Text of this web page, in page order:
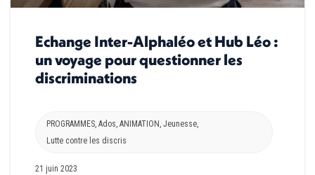
Echange Inter-Alphaléo et Hub Léo :
un voyage pour questionner les
discriminations
PROGRAMMES, Ados, ANIMATION , Jeunesse,
Lutte contre les discris
21 juin 2023